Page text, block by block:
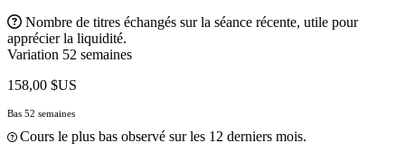
Nombre de titres échangés sur la séance récente, utile pour
apprécier la liquidité.
Variation 52 semaines
158,00 $US
Bas 52 semaines
Cours le plus bas observé sur les 12 derniers mois.